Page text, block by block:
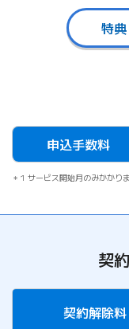
特
申込手数料
1 サービス開始月のみかかりま
契
契約解除料